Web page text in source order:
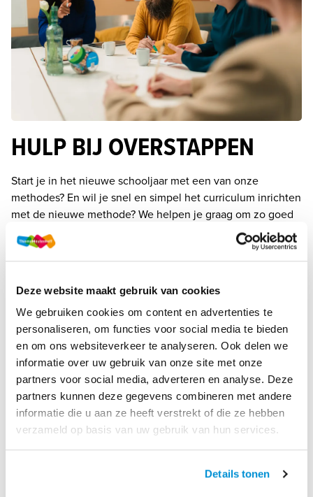
Deze website maakt gebruik van cookies
We gebruiken cookies om content en advertenties te
personaliseren, om functies voor social media te bieden
en om ons websiteverkeer te analyseren. Ook delen we
informatie over uw gebruik van onze site met onze
partners voor social media, adverteren en analyse. Deze
partners kunnen deze gegevens combineren met andere
informatie die u aan ze heeft verstrekt of die ze hebben
verzameld op basis van uw gebruik van hun services.
Details tonen
HULP BIJ OVERSTAPPEN
Start je in het nieuwe schooljaar met een van onze
methodes? En wil je snel en simpel het curriculum inrichten
met de nieuwe methode? We helpen je graag om zo goed
mogelijk van start te gaan met het nieuwe lesmateriaal. Met
onze overstaphulp ontzorgen we jou op zo veel mogelijk
vlakken.
Lees meer over de overstaphulp